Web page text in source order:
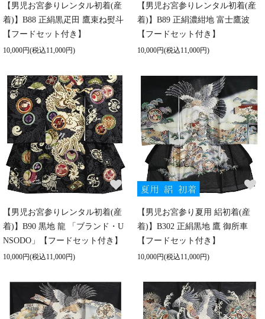
【男児お宮参りレンタル初着(産
着)】B88 正絹黒疋田 鷹束ね熨斗
【フードセット付き】
10,000円(税込11,000円)
【男児お宮参りレンタル初着(産
着)】B89 正絹濃紺地 富士鷹波
【フードセット付き】
10,000円(税込11,000円)
【男児お宮参りレンタル初着(産
着)】B90 黒地 龍 「ブランド・U
NSODO」【フードセット付き】
10,000円(税込11,000円)
【男児お宮参り夏用 絽初着(産
着)】B302 正絹黒地 鷹 御所車
【フードセット付き】
10,000円(税込11,000円)